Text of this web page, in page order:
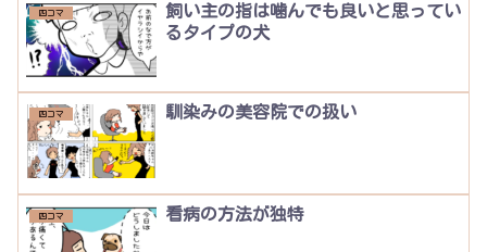
四コマ
飼い主の指は噛んでも良いと思ってい
るタイプの犬
四コマ 馴染みの美容院での扱い
四コマ 看病の方法が独特